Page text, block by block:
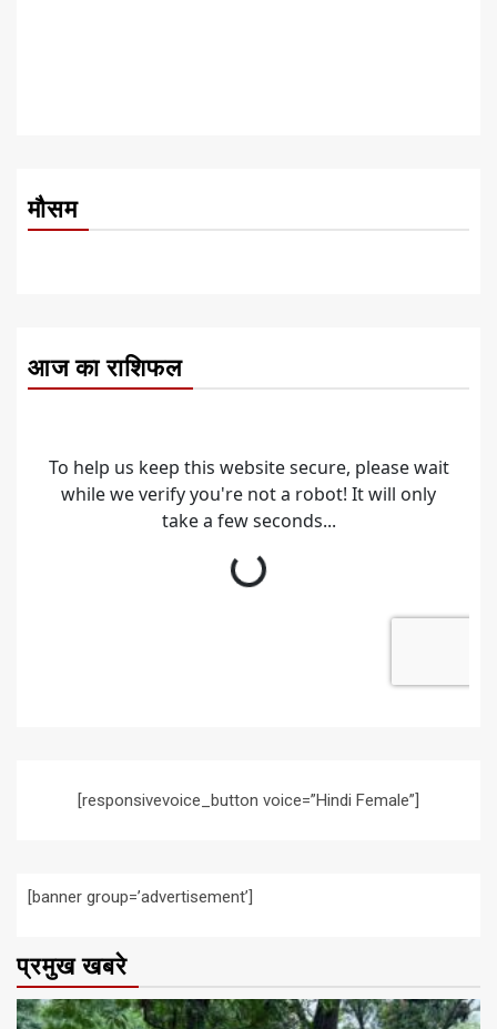
मौसम
आज का राशिफल
[responsivevoice_button voice=”Hindi Female”]
[banner group=’advertisement’]
प्रमुख खबरे